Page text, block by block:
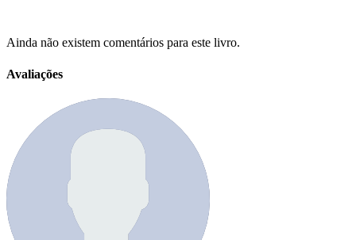
Ainda não existem comentários para este livro.
Avaliações